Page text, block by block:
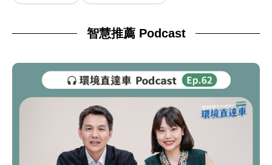
智慧推薦 Podcast